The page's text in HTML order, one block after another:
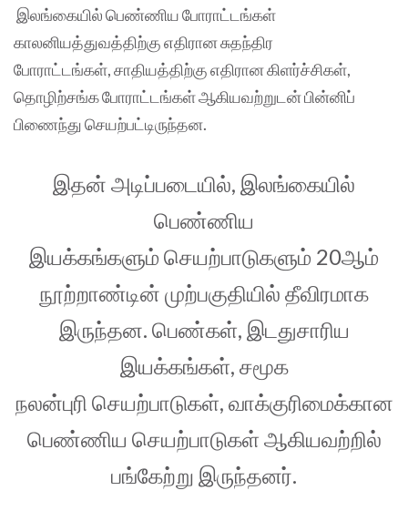
இலங்கையில் பெண்ணிய போராட்டங்கள்
காலனியத்துவத்திற்கு எதிரான சுதந்திர
போராட்டங்கள், சாதியத்திற்கு எதிரான கிளர்ச்சிகள்,
தொழிற்சங்க போராட்டங்கள் ஆகியவற்றுடன் பின்னிப்
பிணைந்து செயற்பட்டிருந்தன.
இதன் அடிப்படையில், இலங்கையில்
பெண்ணிய
இயக்கங்களும் செயற்பாடுகளும் 20ஆம்
நூற்றாண்டின் முற்பகுதியில் தீவிரமாக
இருந்தன. பெண்கள், இடதுசாரிய
இயக்கங்கள், சமூக
நலன்புரி செயற்பாடுகள், வாக்குரிமைக்கான
பெண்ணிய செயற்பாடுகள் ஆகியவற்றில்
பங்கேற்று இருந்தனர்.